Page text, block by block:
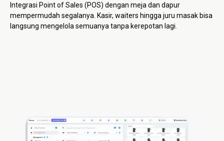
Integrasi Point of Sales (POS) dengan meja dan dapur
mempermudah segalanya. Kasir, waiters hingga juru masak bisa
langsung mengelola semuanya tanpa kerepotan lagi.